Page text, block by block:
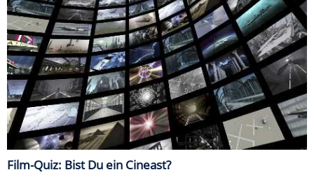
Film-Quiz: Bist Du ein Cineast?